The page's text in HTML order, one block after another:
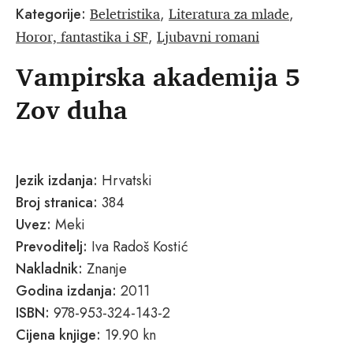
Kategorije: Beletristika, Literatura za mlade,
Horor, fantastika i SF, Ljubavni romani
Vampirska akademija 5
Zov duha
Jezik izdanja: Hrvatski
Broj stranica: 384
Uvez: Meki
Prevoditelj: Iva Radoš Kostić
Nakladnik: Znanje
Godina izdanja: 2011
ISBN: 978-953-324-143-2
Cijena knjige: 19.90 kn